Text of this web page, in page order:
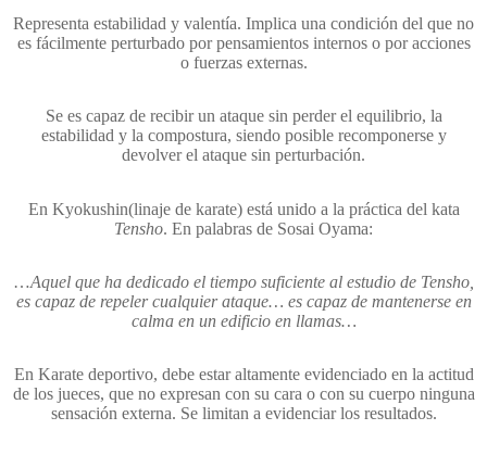
Representa estabilidad y valentía. Implica una condición del que no
es fácilmente perturbado por pensamientos internos o por acciones
o fuerzas externas.
Se es capaz de recibir un ataque sin perder el equilibrio, la
estabilidad y la compostura, siendo posible recomponerse y
devolver el ataque sin perturbación.
En Kyokushin(linaje de karate) está unido a la práctica del kata
Tensho. En palabras de Sosai Oyama:
…Aquel que ha dedicado el tiempo suficiente al estudio de Tensho,
es capaz de repeler cualquier ataque… es capaz de mantenerse en
calma en un edificio en llamas…
En Karate deportivo, debe estar altamente evidenciado en la actitud
de los jueces, que no expresan con su cara o con su cuerpo ninguna
sensación externa. Se limitan a evidenciar los resultados.